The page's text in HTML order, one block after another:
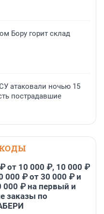
Бору горит склад
атаковали ночью 15
пострадавшие
от 10 000 ₽, 10 000 ₽
000 ₽ от 30 000 ₽ и
000 ₽ на первый и
заказы по